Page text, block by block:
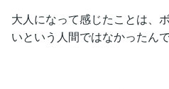
大人になって感じたことは、
いという人間ではなかったん